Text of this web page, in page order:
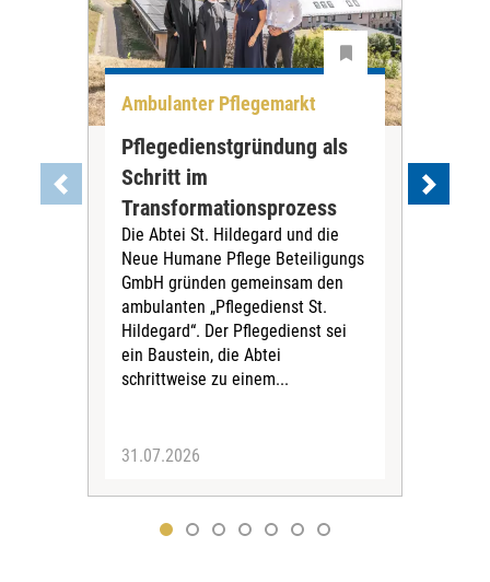
Ambulanter Pflegemarkt
Pflegedienstgründung als
Schritt im
Transformationsprozess
Die Abtei St. Hildegard und die
Neue Humane Pflege Beteiligungs
GmbH gründen gemeinsam den
ambulanten „Pflegedienst St.
Hildegard“. Der Pflegedienst sei
ein Baustein, die Abtei
schrittweise zu einem...
31.07.2026